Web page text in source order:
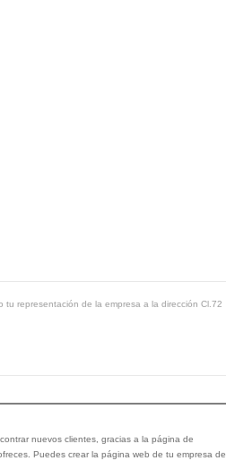
representación de la empresa a la dirección Cl.72
nuevos clientes, gracias a la página de
Puedes crear la página web de tu empresa de